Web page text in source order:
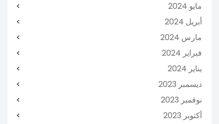
مايو 2024
أبريل 2024
مارس 2024
فبراير 2024
يناير 2024
ديسمبر 2023
نوفمبر 2023
أكتوبر 2023